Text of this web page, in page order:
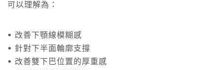
可以理解為：
• 改善下顎線模糊感
• 針對下半面輪廓支撐
• 改善雙下巴位置的厚重感